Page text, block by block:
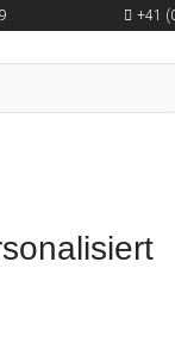
+41